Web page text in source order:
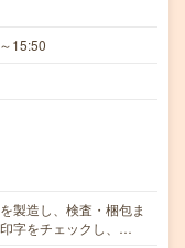
15:50
製造し、検査・梱包ま
字をチェックし、…